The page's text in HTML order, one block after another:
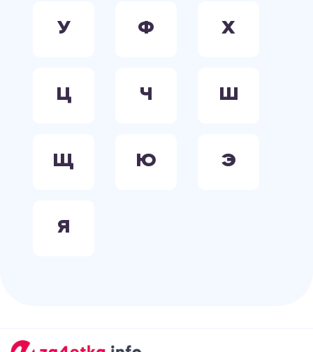
У Ф Х
Ц Ч Ш
Щ Ю Э
Я